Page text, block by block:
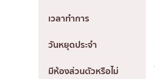
เวลาทำการ
วันหยุดประจำ
มีห้องส่วนตัวหรือไม่